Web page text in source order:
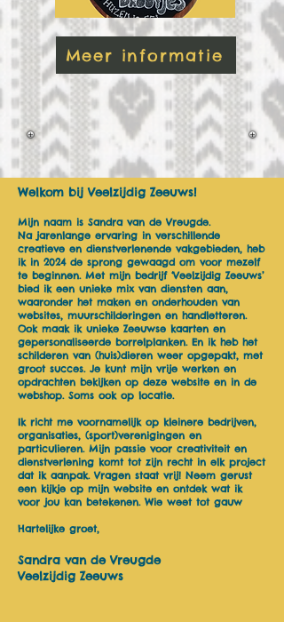
Meer informatie
Welkom bij Veelzijdig Zeeuws!
Mijn naam is Sandra van de Vreugde.
Na jarenlange ervaring in verschillende
creatieve en dienstverlenende vakgebieden, heb
ik in 2024 de sprong gewaagd om voor mezelf
te beginnen. Met mijn bedrijf ‘Veelzijdig Zeeuws’
bied ik een unieke mix van diensten aan,
waaronder het maken en onderhouden van
websites, muurschilderingen en handletteren.
Ook maak ik unieke Zeeuwse kaarten en
gepersonaliseerde borrelplanken. En ik heb het
schilderen van (huis)dieren weer opgepakt, met
groot succes. Je kunt mijn vrije werken en
opdrachten bekijken op deze website en in de
webshop. Soms ook op locatie.
Ik richt me voornamelijk op kleinere bedrijven,
organisaties, (sport)verenigingen en
particulieren. Mijn passie voor creativiteit en
dienstverlening komt tot zijn recht in elk project
dat ik aanpak. Vragen staat vrij! Neem gerust
een kijkje op mijn website en ontdek wat ik
voor jou kan betekenen. Wie weet tot gauw
Hartelijke groet,
Sandra van de Vreugde
Veelzijdig Zeeuws